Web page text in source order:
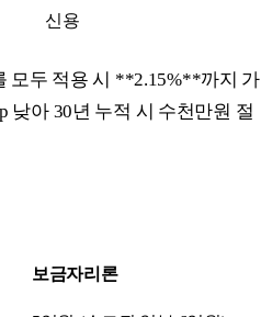
신용
모두 적용 시 **2.15%**까지 가
낮아 30년 누적 시 수천만원 절
보금자리론